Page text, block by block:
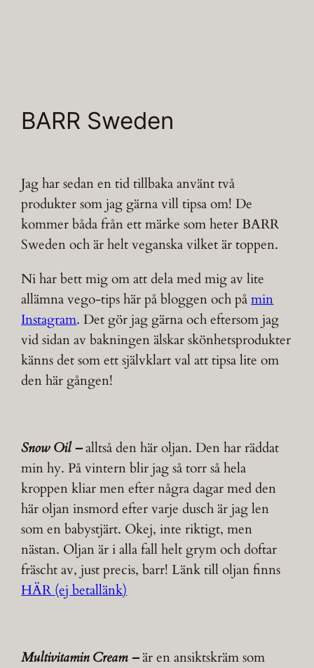
BARR Sweden
Jag har sedan en tid tillbaka använt två
produkter som jag gärna vill tipsa om! De
kommer båda från ett märke som heter BARR
Sweden och är helt veganska vilket är toppen.
Ni har bett mig om att dela med mig av lite
allämna vego-tips här på bloggen och påmin
Instagram. Det gör jag gärna och eftersom jag
vid sidan av bakningen älskar skönhetsprodukter
känns det som ett självklart val att tipsa lite om
den här gången!
Snow Oil –alltså den här oljan. Den har räddat
min hy. På vintern blir jag så torr så hela
kroppen kliar men efter några dagar med den
här oljan insmord efter varje dusch är jag len
som en babystjärt. Okej, inte riktigt, men
nästan. Oljan är i alla fall helt grym och doftar
fräscht av, just precis, barr! Länk till oljan finns
HÄR (ej betallänk)
Multivitamin Cream –är en ansiktskräm som